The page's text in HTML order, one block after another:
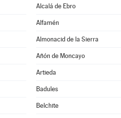
Alcalá de Ebro
Alfamén
Almonacid de la Sierra
Añón de Moncayo
Artieda
Badules
Belchite